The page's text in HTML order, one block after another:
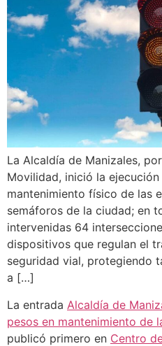
La Alcaldía de Manizales,
Movilidad, inició la
mantenimiento físico de las
semáforos de la ciudad; en
intervenidas 64
dispositivos que regulan el
seguridad vial, protegiendo
a […]
La entrada Alcaldía de
pesos en mantenimiento de
publicó primero en Centro